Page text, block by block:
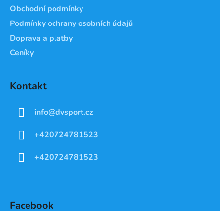
Obchodní podmínky
Podmínky ochrany osobních údajů
Doprava a platby
Ceníky
Kontakt
info@dvsport.cz
+420724781523
+420724781523
Facebook